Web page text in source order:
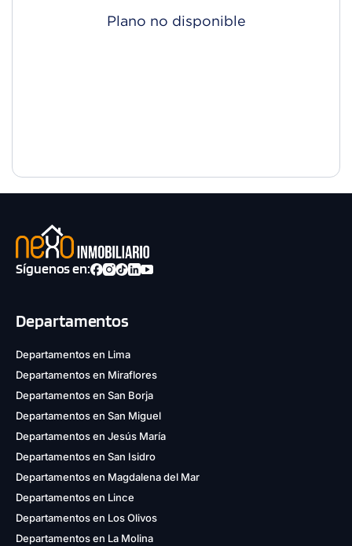
Plano no disponible
Síguenos en:
Departamentos
Departamentos en Lima
Departamentos en Miraflores
Departamentos en San Borja
Departamentos en San Miguel
Departamentos en Jesús María
Departamentos en San Isidro
Departamentos en Magdalena del Mar
Departamentos en Lince
Departamentos en Los Olivos
Departamentos en La Molina